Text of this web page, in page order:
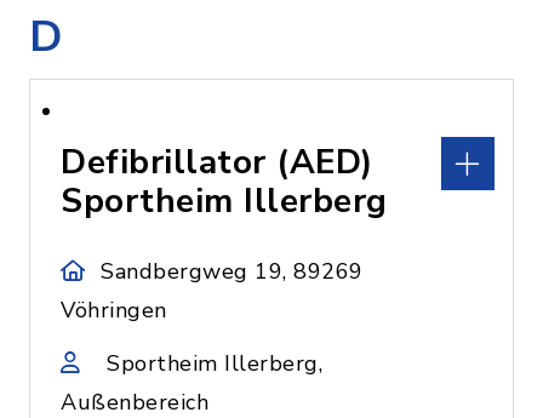
D
Defibrillator (AED)
Sportheim Illerberg
Sandbergweg 19, 89269
Vöhringen
Sportheim Illerberg,
Außenbereich